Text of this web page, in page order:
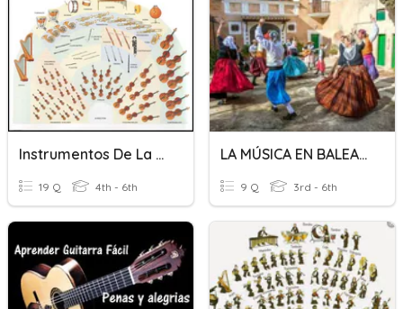
Instrumentos De La Orquesta
19 Q 4th - 6th
LA MÚSICA EN BALEARES
9 Q 3rd - 6th